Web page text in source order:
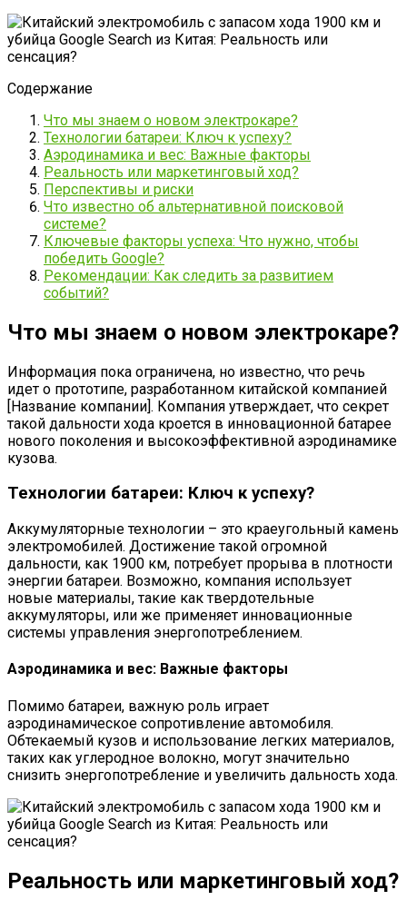
Содержание
Что мы знаем о новом электрокаре?
Технологии батареи: Ключ к успеху?
Аэродинамика и вес: Важные факторы
Реальность или маркетинговый ход?
Перспективы и риски
Что известно об альтернативной поисковой
системе?
Ключевые факторы успеха: Что нужно, чтобы
победить Google?
Рекомендации: Как следить за развитием
событий?
Что мы знаем о новом электрокаре?
Информация пока ограничена, но известно, что речь
идет о прототипе, разработанном китайской компанией
[Название компании]. Компания утверждает, что секрет
такой дальности хода кроется в инновационной батарее
нового поколения и высокоэффективной аэродинамике
кузова.
Технологии батареи: Ключ к успеху?
Аккумуляторные технологии – это краеугольный камень
электромобилей. Достижение такой огромной
дальности, как 1900 км, потребует прорыва в плотности
энергии батареи. Возможно, компания использует
новые материалы, такие как твердотельные
аккумуляторы, или же применяет инновационные
системы управления энергопотреблением.
Аэродинамика и вес: Важные факторы
Помимо батареи, важную роль играет
аэродинамическое сопротивление автомобиля.
Обтекаемый кузов и использование легких материалов,
таких как углеродное волокно, могут значительно
снизить энергопотребление и увеличить дальность хода.
Реальность или маркетинговый ход?